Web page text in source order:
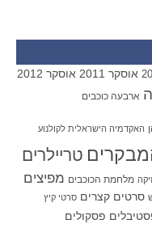
אוסקר 2011 אוסקר 2012
ארבעה כוכבים
האקדמיה הישראלית לקולנוע
טריילרים
מלחמת הכוכבים מפיצים
סרטים קצרים סרטי קיץ
פסקולים